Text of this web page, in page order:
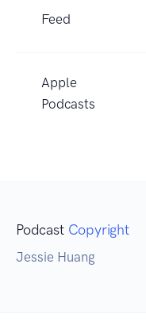
Feed
Apple
Podcasts
Podcast Copyright
Jessie Huang